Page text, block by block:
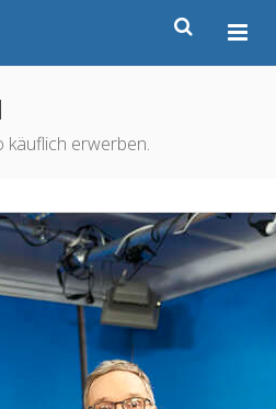
käuflich erwerben.